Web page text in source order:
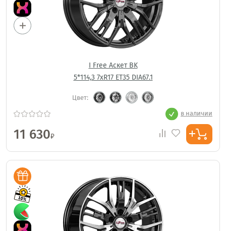
I Free Аскет BK
5*114,3 7xR17 ET35 DIA67.1
Цвет:
в наличии
11 630₽